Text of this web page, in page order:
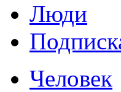
Люди
Человек